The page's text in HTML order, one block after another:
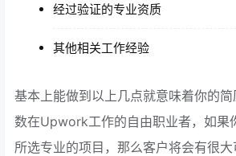
经过验证的专业资质
其他相关工作经验
基本上能做到以上几点就意味着你的
数在Upwork工作的自由职业者，如果
所选专业的项目，那么客户将会有很